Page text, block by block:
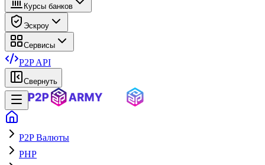
Курсы банков
Эскроу
Сервисы
P2P API
Свернуть
P2P Валюты
PHP